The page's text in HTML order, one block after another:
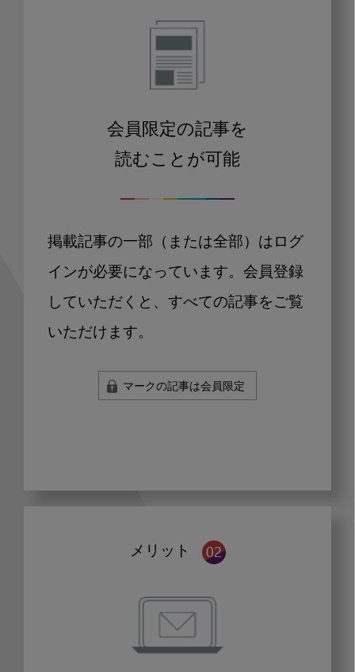
会員限定の記事を
読むことが可能
掲載記事の一部（または全部）はログ
インが必要になっています。会員登録
していただくと、すべての記事をご覧
いただけます。
マークの記事は会員限定
メリット